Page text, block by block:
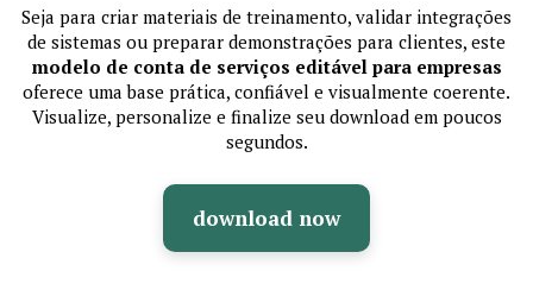
Seja para criar materiais de treinamento, validar integrações
de sistemas ou preparar demonstrações para clientes, este
modelo de conta de serviços editável para empresas
oferece uma base prática, confiável e visualmente coerente.
Visualize, personalize e finalize seu download em poucos
segundos.
download now